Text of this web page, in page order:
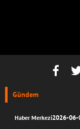
Gündem
Haber Merkezi2026-06-